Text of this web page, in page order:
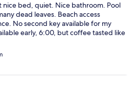
nice bed, quiet. Nice bathroom. Pool
dead leaves. Beach access
No second key available for my
early, 6:00, but coffee tasted like